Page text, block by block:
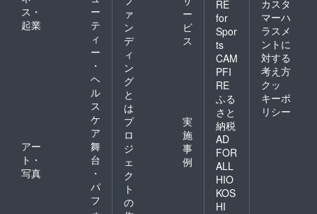
ス・
起業
ー
テ
ィ
ー
・
ヘ
ル
ス
ケ
ア
アー
ト・
写真
舞
台
・
パ
フ
ァ
ン
デ
ィ
ン
グ
と
は
ー
ビ
ス
プ
ロ
ジ
ェ
ク
ト
の
実
施
事
例
RE
for
Spor
ts
CAM
PFI
RE
ふる
さと
納税
AD
FOR
ALL
HIO
KOS
HI
カスタ
マーハ
ラスメ
ントに
対する
考え方
クッ
キーポ
リシー